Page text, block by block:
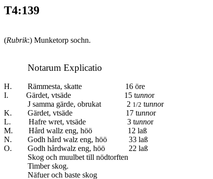
T4:139
(Rubrik:) Munketorp sochn.
Notarum Explicatio
H. Rämmesta, skatte 16 öre
I. Gärdet, vtsäde
15 tunnor
J samma gärde, obrukat 2 1/2 tunnor
K. Gärdet, vtsäde 17 tunnor
L. Hafre wret, vtsäde 3 tunnor
M. Hård wallz eng, höö 12 laß
N. Godh hård walz eng, höö 33 laß
O. Godh hårdwalz eng, höö 22 laß
Skog och muulbet till nödtorften
Timber skog.
Näfuer och baste skog